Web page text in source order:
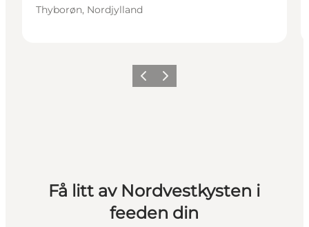
Thyborøn, Nordjylland
ForrigeNeste
Få litt av Nordvestkysten i
feeden din